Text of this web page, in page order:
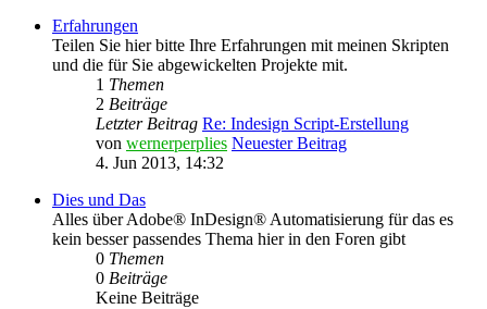
Erfahrungen
Teilen Sie hier bitte Ihre Erfahrungen mit meinen Skripten
und die für Sie abgewickelten Projekte mit.
1 Themen
2 Beiträge
Letzter Beitrag Re: Indesign Script-Erstellung
von wernerperplies Neuester Beitrag
4. Jun 2013, 14:32
Dies und Das
Alles über Adobe® InDesign® Automatisierung für das es
kein besser passendes Thema hier in den Foren gibt
0 Themen
0 Beiträge
Keine Beiträge